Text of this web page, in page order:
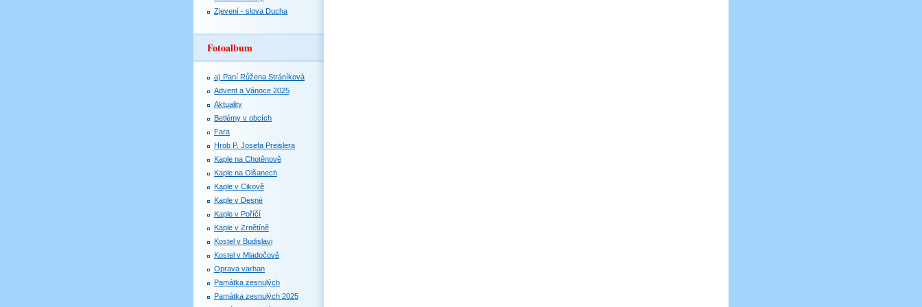
Zjevení - slova Ducha
Fotoalbum
a) Paní Růžena Stráníková
Advent a Vánoce 2025
Aktuality
Betlémy v obcích
Fara
Hrob P. Josefa Preislera
Kaple na Chotěnově
Kaple na Olšanech
Kaple v Cikově
Kaple v Desné
Kaple v Poříčí
Kaple v Zrnětíně
Kostel v Budislavi
Kostel v Mladočově
Oprava varhan
Památka zesnulých
Památka zesnulých 2025